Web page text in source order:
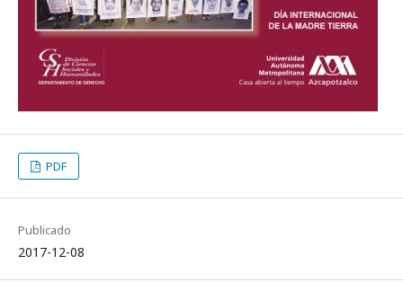
PDF
Publicado
2017-12-08